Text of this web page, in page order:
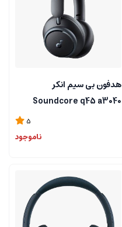
هدفون بی سیم انکر
Soundcore q45 a3040
5
ناموجود